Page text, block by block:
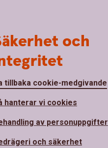
och
tillbaka cookie-medgivande
hanterar vi cookies
av personuppgifter
och säkerhet